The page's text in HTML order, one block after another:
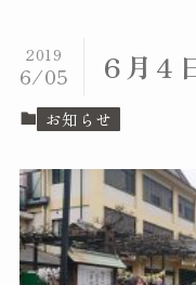
６月４
2019
6/05
お知らせ